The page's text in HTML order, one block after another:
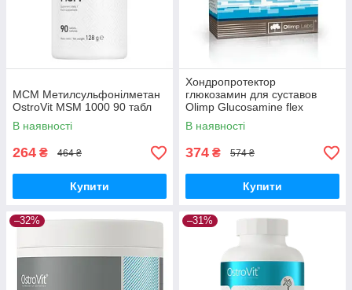
МСМ Метилсульфонілметан
OstroVit MSM 1000 90 табл
В наявності
264 ₴ 464 ₴
Купити
Хондропротектор
глюкозамин для суставов
Olimp Glucosamine flex
60капс
В наявності
374 ₴ 574 ₴
Купити
–32% –31%